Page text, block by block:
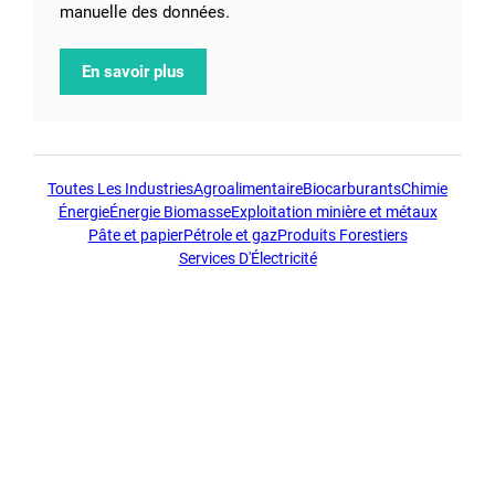
manuelle des données.
En savoir plus
Toutes Les IndustriesAgroalimentaireBiocarburantsChimie
ÉnergieÉnergie BiomasseExploitation minière et métaux
Pâte et papierPétrole et gazProduits Forestiers
Services D'Électricité